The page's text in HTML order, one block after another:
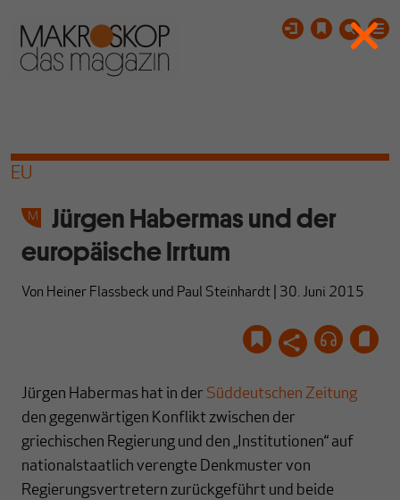
EU
Jürgen Habermas und der
europäische Irrtum
Von Heiner Flassbeck und Paul Steinhardt 30. Juni 2015
Jürgen Habermas hat in der Süddeutschen Zeitung
den gegenwärtigen Konflikt zwischen der
griechischen Regierung und den „Institutionen“ auf
nationalstaatlich verengte Denkmuster von
Regierungsvertretern zurückgeführt und beide